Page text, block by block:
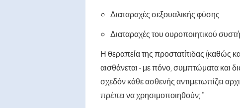
Διαταραχές σεξουαλικής φύσης
Διαταραχές του ουροποιητικού
Η θεραπεία της προστατίτιδας (καθώς
αισθάνεται - με πόνο, συμπτώματα και
σχεδόν κάθε ασθενής αντιμετωπίζει
πρέπει να χρησιμοποιηθούν; "